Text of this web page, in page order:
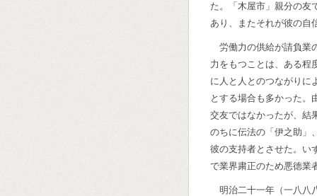
た。「木屋市」親分の友
あり、またそれが彼の自
労働力の供給が請負業
力をもつことは、ある程
に人と人とのつながりに
とする場合も多かった。
交友ではなかったが、結
のちに伝法の「伊之助」
彼の支持者とさせた。い
で業界粛正のため悪徳業
明治二十一年（一八八